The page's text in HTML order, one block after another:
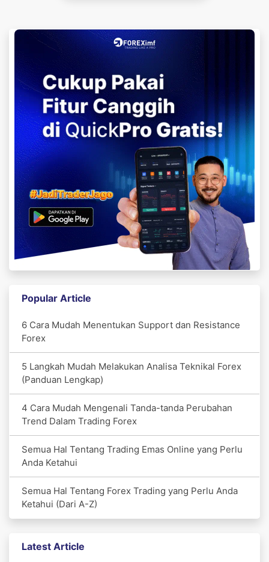
Popular Article
6 Cara Mudah Menentukan Support dan Resistance
Forex
5 Langkah Mudah Melakukan Analisa Teknikal Forex
(Panduan Lengkap)
4 Cara Mudah Mengenali Tanda-tanda Perubahan
Trend Dalam Trading Forex
Semua Hal Tentang Trading Emas Online yang Perlu
Anda Ketahui
Semua Hal Tentang Forex Trading yang Perlu Anda
Ketahui (Dari A-Z)
Latest Article